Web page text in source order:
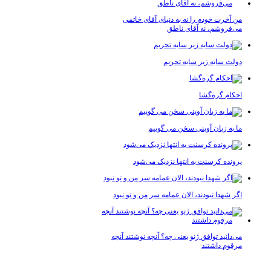
آخرت خودم را نه به دنیای آقای خاتمی
نه آقای ناطق
سایه زیر سایه تحریم
گره‌گشا
به زبان آوینی سخن می گوییم
کرسنت به انتها نزدیک می‌شود
شهدا نبودند، الان عمامه سر من و تو نبود
توافق ژنو یعنی چه؟ آنچه نوشتند آنچه
داشتند